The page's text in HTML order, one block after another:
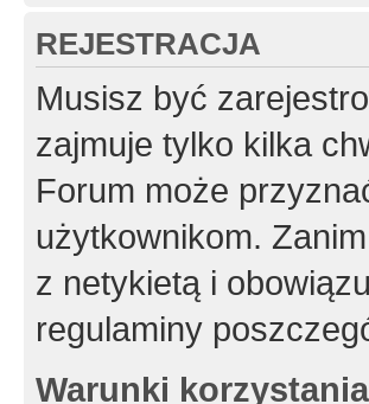
REJESTRACJA
Musisz być
zajmuje tylko kilka
Forum może
użytkownikom.
z netykietą i
regulaminy
Warunki korzystania